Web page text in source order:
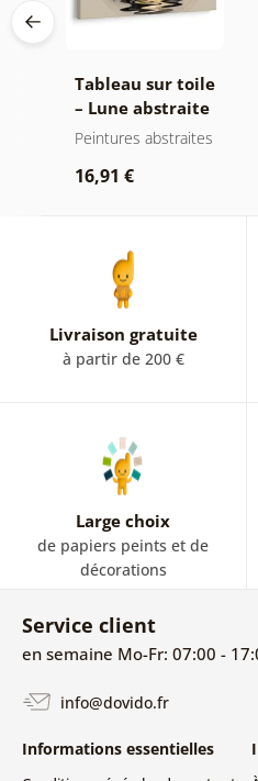
Tableau sur toile
– Lune abstraite
sur l’eau
Peintures abstraites
16,91 €
Livraison gratuite
à partir de 200 €
Large choix
de papiers peints et de
décorations
Service client
en semaine Mo-Fr: 07:00 -
info@dovido.fr
Informations essentielles